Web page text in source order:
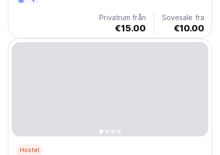
Privatrum från
€15.00
Sovesale fra
€10.00
Hostel